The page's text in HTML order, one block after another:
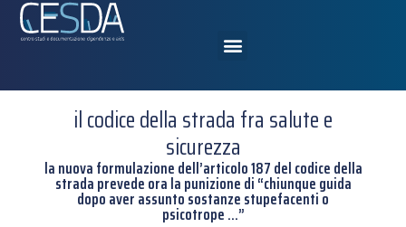
il codice della strada fra salute e
sicurezza
la nuova formulazione dell’articolo 187 del codice della
strada prevede ora la punizione di “chiunque guida
dopo aver assunto sostanze stupefacenti o
psicotrope …”